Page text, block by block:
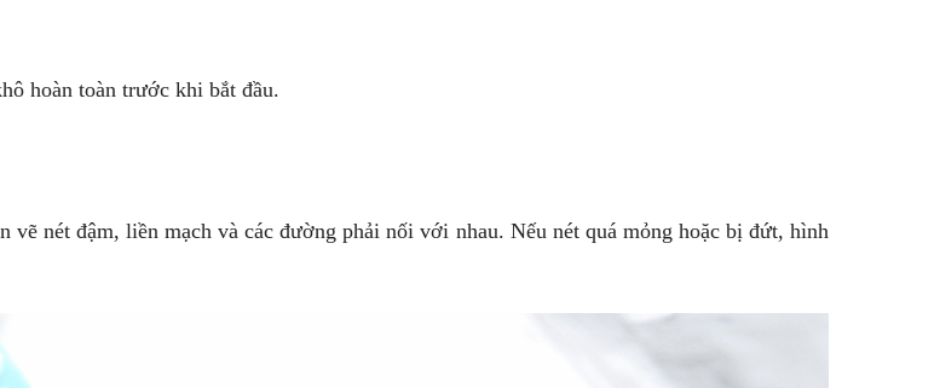
hoàn toàn trước khi bắt đầu.
vẽ nét đậm, liền mạch và các đường phải nối với nhau. Nếu nét quá mỏng hoặc bị đứt, hình